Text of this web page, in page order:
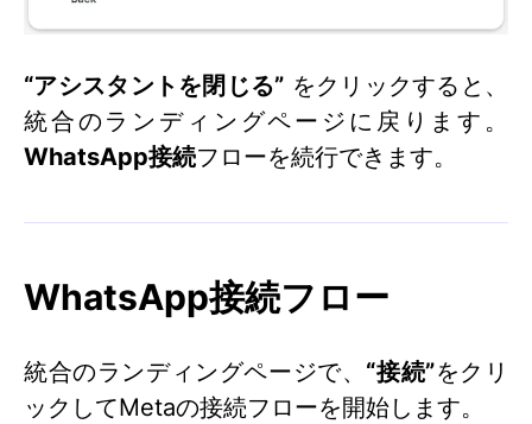
“アシスタントを閉じる” をクリックすると、
統合のランディングページに戻ります。
WhatsApp接続フローを続行できます。
WhatsApp接続フロー
統合のランディングページで、 “接続”をクリ
ックしてMetaの接続フローを開始します。